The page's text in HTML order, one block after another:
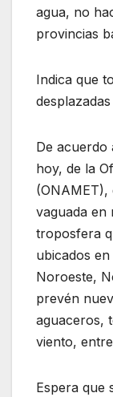
agua, no
provincias
Indica que
De acuerdo
hoy, de la
(ONAMET),
vaguada en
troposfera
ubicados
Noroeste,
prevén
aguaceros,
viento,
Espera que